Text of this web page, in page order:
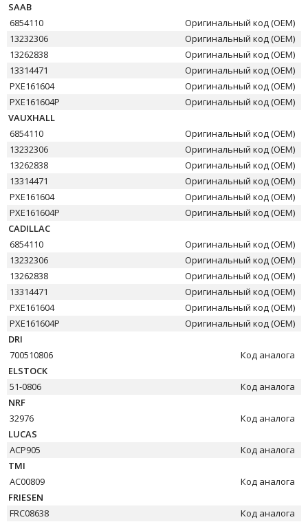
SAAB
6854110
Оригинальный код (OEM)
13232306
Оригинальный код (OEM)
13262838
Оригинальный код (OEM)
13314471
Оригинальный код (OEM)
PXE161604
Оригинальный код (OEM)
PXE161604P
Оригинальный код (OEM)
VAUXHALL
6854110
Оригинальный код (OEM)
13232306
Оригинальный код (OEM)
13262838
Оригинальный код (OEM)
13314471
Оригинальный код (OEM)
PXE161604
Оригинальный код (OEM)
PXE161604P
Оригинальный код (OEM)
CADILLAC
6854110
Оригинальный код (OEM)
13232306
Оригинальный код (OEM)
13262838
Оригинальный код (OEM)
13314471
Оригинальный код (OEM)
PXE161604
Оригинальный код (OEM)
PXE161604P
Оригинальный код (OEM)
DRI
700510806
Код аналога
ELSTOCK
51-0806
Код аналога
NRF
32976
Код аналога
LUCAS
ACP905
Код аналога
TMI
AC00809
Код аналога
FRIESEN
FRC08638
Код аналога